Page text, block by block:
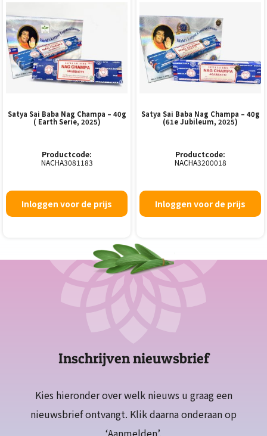
Satya Sai Baba Nag Champa – 40g
( Earth Serie, 2025)
Productcode:
NACHA3081183
Inloggen voor de prijs
Satya Sai Baba Nag Champa – 40g
(61e Jubileum, 2025)
Productcode:
NACHA3200018
Inloggen voor de prijs
Inschrijven nieuwsbrief
Kies hieronder over welk nieuws u graag een
nieuwsbrief ontvangt. Klik daarna onderaan op
‘Aanmelden’.